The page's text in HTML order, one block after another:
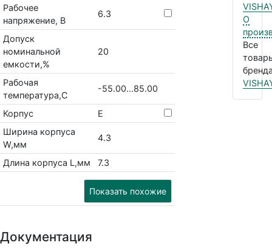
Рабочее
напряжение, В
6.3
Допуск
номинальной
емкости,%
20
Рабочая
температура,С
-55.00...85.00
Корпус
E
Ширина корпуса
W,мм
4.3
Длина корпуса L,мм 7.3
Показать похожие
О
Все
Документация